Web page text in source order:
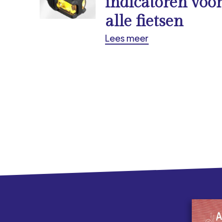
alle fietsen
Lees meer